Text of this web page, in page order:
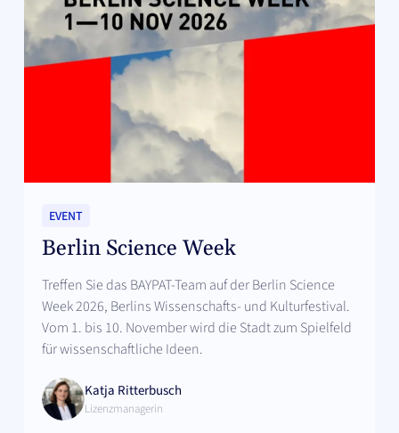
EVENT
Berlin Science Week
Treffen Sie das BAYPAT-Team auf der Berlin Science
Week 2026, Berlins Wissenschafts- und Kulturfestival.
Vom 1. bis 10. November wird die Stadt zum Spielfeld
für wissenschaftliche Ideen.
Katja Ritterbusch
Lizenzmanagerin